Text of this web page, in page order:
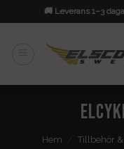
to
🚚 Leverans 1–3
Hem Tillbehör